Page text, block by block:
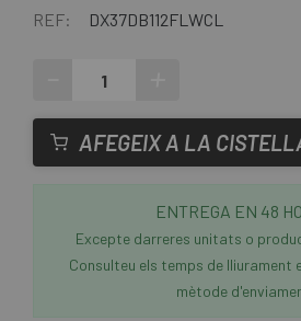
REF: DX37DB112FLWCL
AFEGEIX A LA
ENTREGA EN 48
Excepte darreres unitats o
Consulteu els temps de lliurament
mètode